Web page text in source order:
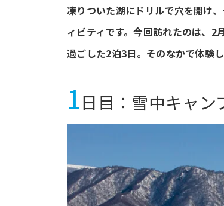
凍りついた湖にドリルで穴を開け
ィビティです。今回訪れたのは、2
過ごした2泊3日。そのなかで体験
1日目：雪中キャ